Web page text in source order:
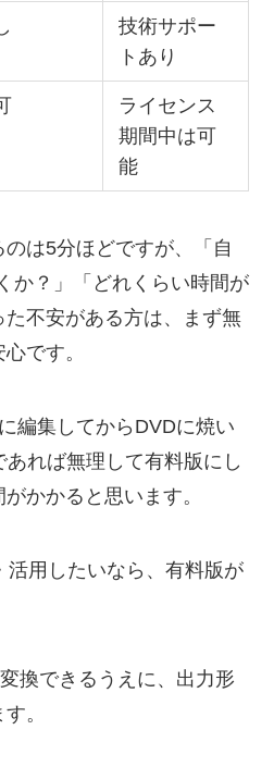
技術サポー
トあり
ライセンス
期間中は可
能
は5分ほどですが、「自
か？」「どれくらい時間が
不安がある方は、まず無
です。
編集してからDVDに焼い
れば無理して有料版にし
かかると思います。
活用したいなら、有料版が
換できるうえに、出力形
。